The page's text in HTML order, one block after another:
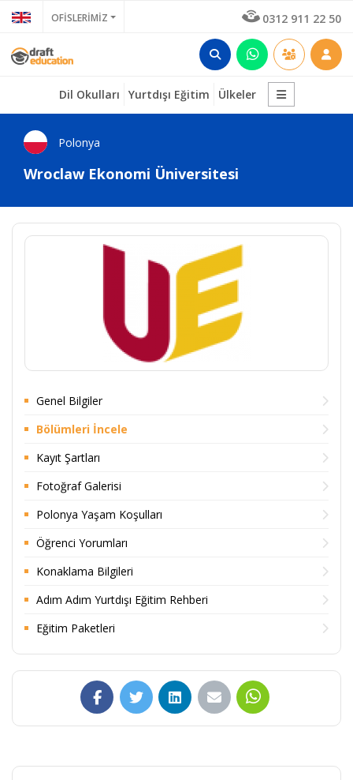
OFİSLERİMİZ 0312 911 22 50
Dil Okulları Yurtdışı Eğitim Ülkeler
Polonya
Wroclaw Ekonomi Üniversitesi
Genel Bilgiler
Bölümleri İncele
Kayıt Şartları
Fotoğraf Galerisi
Polonya Yaşam Koşulları
Öğrenci Yorumları
Konaklama Bilgileri
Adım Adım Yurtdışı Eğitim Rehberi
Eğitim Paketleri